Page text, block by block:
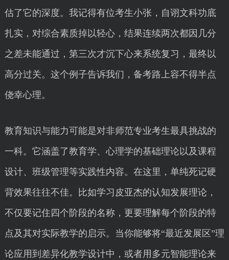
估了它的深度。我记得有位考生小张，自诩文科功底
扎实，对综合素质掉以轻心，结果连续两次都因几分
之差未能通过，第三次才沉下心来系统复习，最终以
高分过关。这个例子告诉我们，备考路上容不得半点
侥幸心理。
教育知识与能力可能是对非师范专业考生最具挑战的
一科。它涵盖了教育学、心理学的基础理论以及课程
设计、班级管理等实践性内容。在这里，单纯死记硬
背效果往往不佳。比如学习皮亚杰的认知发展理论，
不仅要记住四个阶段的名称，更要理解每个阶段的特
点及其对实际教学的启示。当你能够将“最近发展区”理
论应用到差异化教学设计中，或者用多元智能理论来